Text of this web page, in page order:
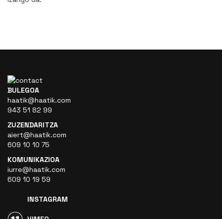
BULEGOA
haatik@haatik.com
943 51 82 99
ZUZENDARITZA
aiert@haatik.com
609 10 10 75
KOMUNIKAZIOA
iurre@haatik.com
609 10 19 59
INSTAGRAM